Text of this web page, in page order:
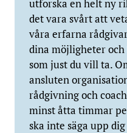
utforska en helt ny
det vara svårt att
våra erfarna
dina möjligheter
som just du vill ta.
ansluten
rådgivning och
minst åtta timmar
ska inte säga upp